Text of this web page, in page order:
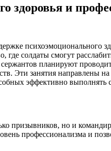
здоровья и
психоэмоционального
где солдаты смогут
планируют
Эти занятия направлены
эффективно выполнять
призывников, но и
профессионализма и